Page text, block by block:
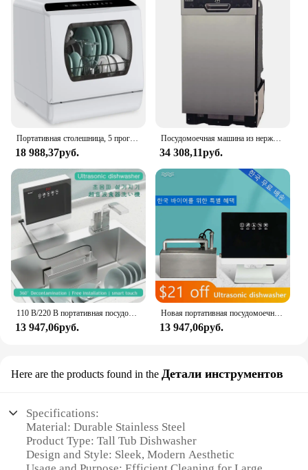
18 988,37руб.
Посудомоечная машина из нержавеющей стали шириной 18 дюймов с подогревом для сушки, ENERGY STAR, 6 программ для стирки
34 308,11руб.
110 В/220 В портативная посудомоечная машина для раковины, маленькая отдельно стоящая автоматическая бытовая кухонная ультразвуковая посудомоечная машина A5
13 947,06руб.
Новая портативная посудомоечная машина с раковиной, автоматическая бытовая ультразвуковая посудомоечная машина, небольшая, свободная, не требует установки
13 947,06руб.
Here are the products found in the Детали инструментов
Specifications:
Material: Durable Stainless Steel
Product Type: Tall Tub Dishwasher
Design and Style: Sleek, Modern Aesthetic